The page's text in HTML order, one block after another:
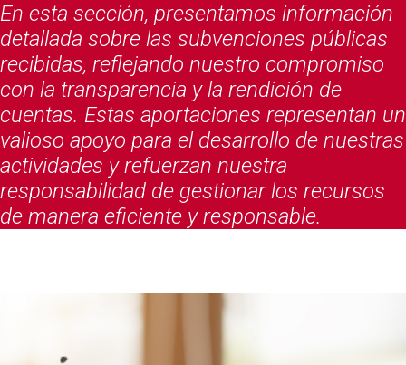
En esta sección, presentamos información
detallada sobre las subvenciones públicas
recibidas, reflejando nuestro compromiso
con la transparencia y la rendición de
cuentas. Estas aportaciones representan un
valioso apoyo para el desarrollo de nuestras
actividades y refuerzan nuestra
responsabilidad de gestionar los recursos
de manera eficiente y responsable.